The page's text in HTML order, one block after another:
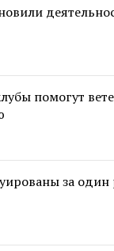
помогут
за один